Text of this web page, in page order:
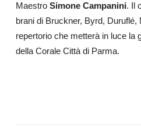
Maestro Simone Campanini. Il
brani di Bruckner, Byrd,
repertorio che metterà in luce la
della Corale Città di Parma.